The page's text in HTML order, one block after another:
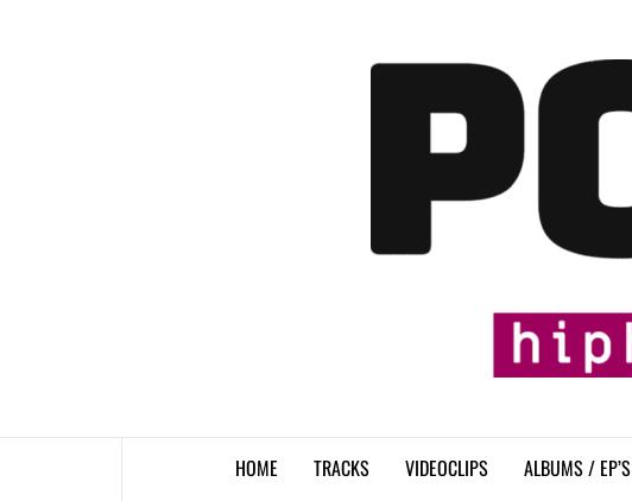
HOME TRACKS VIDEOCLIPS ALBUMS / EP’S